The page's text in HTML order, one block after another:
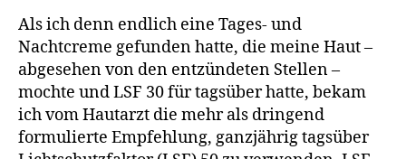
Als ich denn endlich eine Tages- und
Nachtcreme gefunden hatte, die meine Haut –
abgesehen von den entzündeten Stellen –
mochte und LSF 30 für tagsüber hatte, bekam
ich vom Hautarzt die mehr als dringend
formulierte Empfehlung, ganzjährig tagsüber